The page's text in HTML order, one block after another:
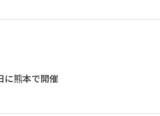
熊本で開催